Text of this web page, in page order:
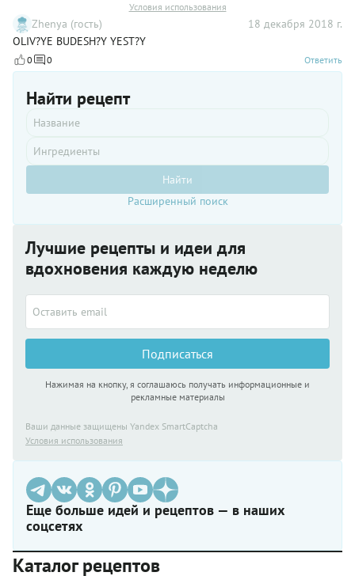
Условия использования
Zhenya (гость)
18 декабря 2018 г.
OLIV?YE BUDESH?Y YEST?Y
0 0 Ответить
Найти рецепт
Найти
Расширенный поиск
Лучшие рецепты и идеи для
вдохновения каждую неделю
Подписаться
Нажимая на кнопку, я соглашаюсь получать информационные и
рекламные материалы
Ваши данные защищены Yandex SmartCaptcha
Условия использования
Еще больше идей и рецептов — в наших
соцсетях
Каталог рецептов